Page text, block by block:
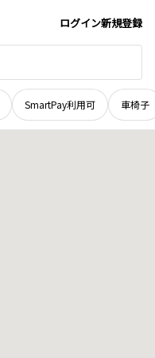
ログイン新規登録
SmartPay利用可 車椅子